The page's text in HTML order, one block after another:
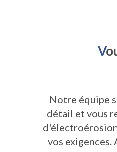
V
Notre équipe
détail et vous
vos exigences.